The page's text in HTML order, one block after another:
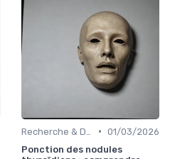
• 01/03/2026
Ponction des nodules